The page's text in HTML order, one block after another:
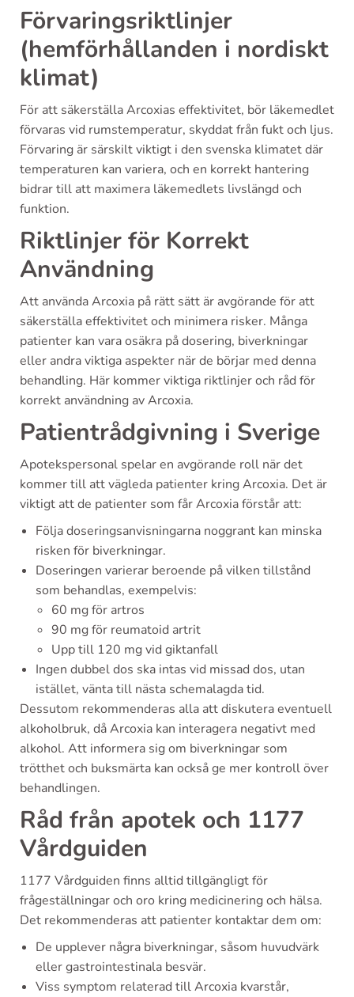
Förvaringsriktlinjer
(hemförhållanden i nordiskt
klimat)
För att säkerställa Arcoxias effektivitet, bör läkemedlet
förvaras vid rumstemperatur, skyddat från fukt och ljus.
Förvaring är särskilt viktigt i den svenska klimatet där
temperaturen kan variera, och en korrekt hantering
bidrar till att maximera läkemedlets livslängd och
funktion.
Riktlinjer för Korrekt
Användning
Att använda Arcoxia på rätt sätt är avgörande för att
säkerställa effektivitet och minimera risker. Många
patienter kan vara osäkra på dosering, biverkningar
eller andra viktiga aspekter när de börjar med denna
behandling. Här kommer viktiga riktlinjer och råd för
korrekt användning av Arcoxia.
Patientrådgivning i Sverige
Apotekspersonal spelar en avgörande roll när det
kommer till att vägleda patienter kring Arcoxia. Det är
viktigt att de patienter som får Arcoxia förstår att:
Följa doseringsanvisningarna noggrant kan minska
risken för biverkningar.
Doseringen varierar beroende på vilken tillstånd
som behandlas, exempelvis:
60 mg för artros
90 mg för reumatoid artrit
Upp till 120 mg vid giktanfall
Ingen dubbel dos ska intas vid missad dos, utan
istället, vänta till nästa schemalagda tid.
Dessutom rekommenderas alla att diskutera eventuell
alkoholbruk, då Arcoxia kan interagera negativt med
alkohol. Att informera sig om biverkningar som
trötthet och buksmärta kan också ge mer kontroll över
behandlingen.
Råd från apotek och 1177
Vårdguiden
1177 Vårdguiden finns alltid tillgängligt för
frågeställningar och oro kring medicinering och hälsa.
Det rekommenderas att patienter kontaktar dem om:
De upplever några biverkningar, såsom huvudvärk
eller gastrointestinala besvär.
Viss symptom relaterad till Arcoxia kvarstår,